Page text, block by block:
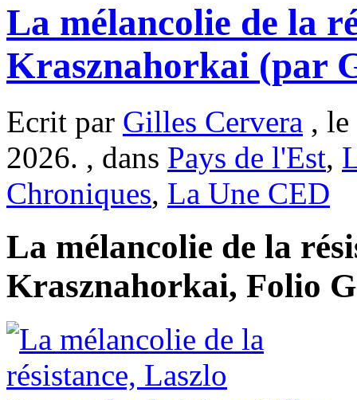
La mélancolie de la
Krasznahorkai (par
Ecrit par Gilles Cervera ,
2026. , dans Pays de l'Est,
Chroniques, La Une CED
La mélancolie de la
Krasznahorkai, Folio